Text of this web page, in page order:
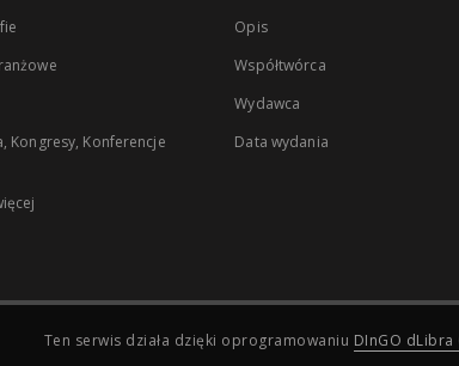
Kongresy, Konferencje
Opis
Współtwórca
Wydawca
Data wydania
Ten serwis działa dzięki oprogramowaniu DInGO dLibra